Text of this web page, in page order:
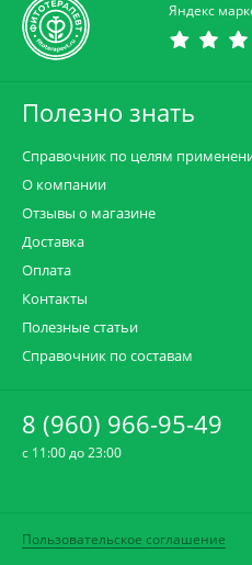
Яндекс
Полезно знать
Справочник по целям
О компании
Отзывы о магазине
Доставка
Оплата
Контакты
Полезные статьи
Справочник по составам
8 (960) 966-95-49
c 11:00 до 23:00
Пользовательское соглашение